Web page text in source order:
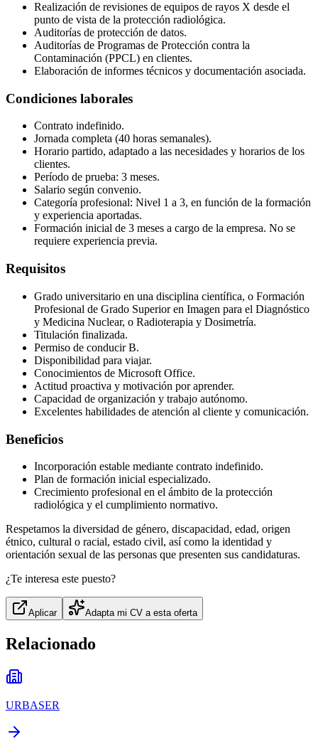
Realización de revisiones de equipos de rayos X desde el
punto de vista de la protección radiológica.
Auditorías de protección de datos.
Auditorías de Programas de Protección contra la
Contaminación (PPCL) en clientes.
Elaboración de informes técnicos y documentación asociada.
Condiciones laborales
Contrato indefinido.
Jornada completa (40 horas semanales).
Horario partido, adaptado a las necesidades y horarios de los
clientes.
Período de prueba: 3 meses.
Salario según convenio.
Categoría profesional: Nivel 1 a 3, en función de la formación
y experiencia aportadas.
Formación inicial de 3 meses a cargo de la empresa. No se
requiere experiencia previa.
Requisitos
Grado universitario en una disciplina científica, o Formación
Profesional de Grado Superior en Imagen para el Diagnóstico
y Medicina Nuclear, o Radioterapia y Dosimetría.
Titulación finalizada.
Permiso de conducir B.
Disponibilidad para viajar.
Conocimientos de Microsoft Office.
Actitud proactiva y motivación por aprender.
Capacidad de organización y trabajo autónomo.
Excelentes habilidades de atención al cliente y comunicación.
Beneficios
Incorporación estable mediante contrato indefinido.
Plan de formación inicial especializado.
Crecimiento profesional en el ámbito de la protección
radiológica y el cumplimiento normativo.
Respetamos la diversidad de género, discapacidad, edad, origen
étnico, cultural o racial, estado civil, así como la identidad y
orientación sexual de las personas que presenten sus candidaturas.
¿Te interesa este puesto?
Aplicar Adapta mi CV a esta oferta
Relacionado
URBASER